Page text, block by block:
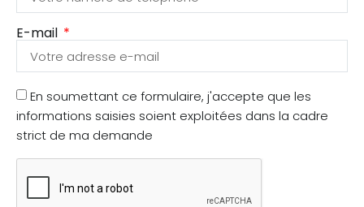
E-mail
En soumettant ce formulaire, j'accepte que les
informations saisies soient exploitées dans la cadre
strict de ma demande